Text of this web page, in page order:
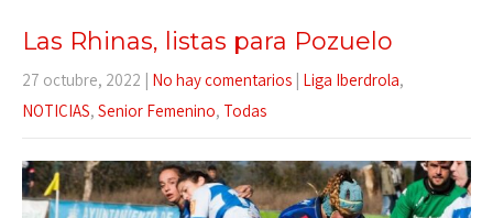
Las Rhinas, listas para Pozuelo
27 octubre, 2022 | No hay comentarios | Liga Iberdrola,
NOTICIAS, Senior Femenino, Todas